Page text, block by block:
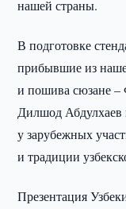
нашей страны.
В подготовке
прибывшие из
и пошива сюзане –
Дилшод
у зарубежных
и традиции
Презентация